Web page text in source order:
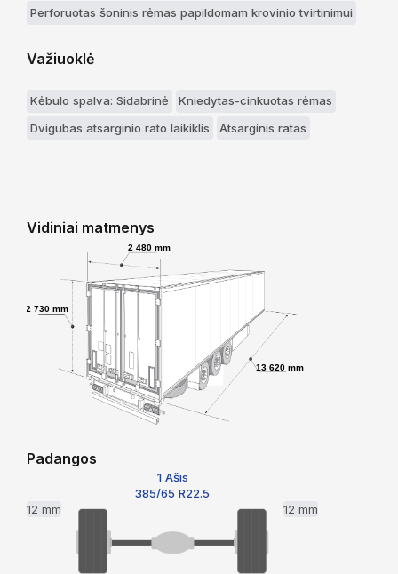
Perforuotas šoninis rėmas papildomam krovinio tvirtinimui
Važiuoklė
Kėbulo spalva: Sidabrinė
Kniedytas-cinkuotas rėmas
Dvigubas atsarginio rato laikiklis
Atsarginis ratas
Vidiniai matmenys
2 480 mm
2 730 mm
13 620 mm
Padangos
1 Ašis
385/65 R22.5
12 mm
12 mm